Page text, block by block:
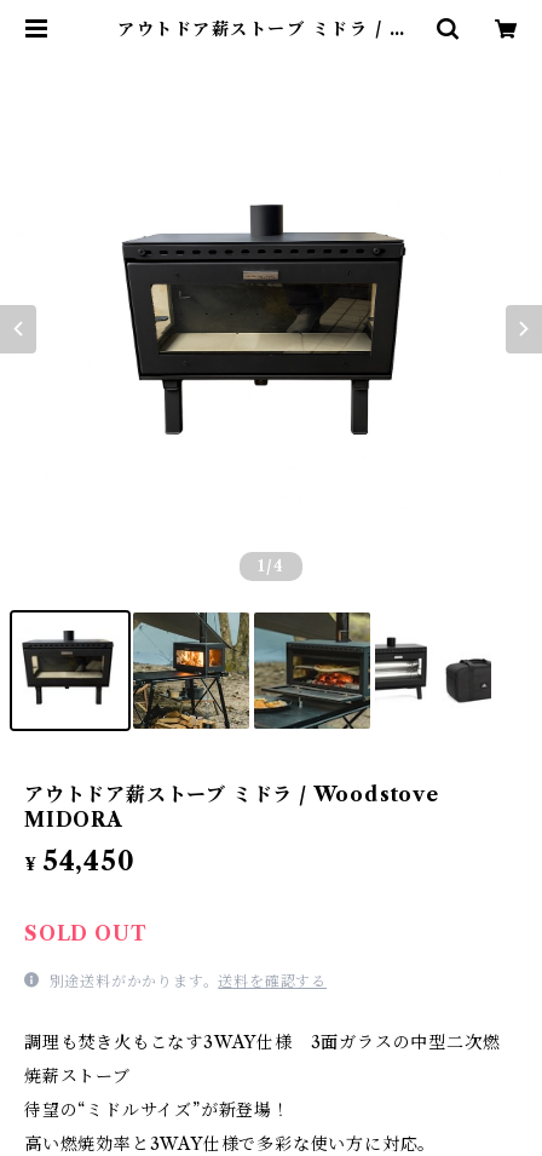
アウトドア薪ストーブ ミドラ / Wo
1 /4
アウトドア薪ストーブ ミドラ / Woodstove
MIDORA
¥ 54,450
SOLD OUT
別途送料がかかります。送料を確認する
調理も焚き火もこなす3WAY仕様 3面ガラスの中型二次燃
焼薪ストーブ
待望の“ミドルサイズ”が新登場！
高い燃焼効率と3WAY仕様で多彩な使い方に対応。